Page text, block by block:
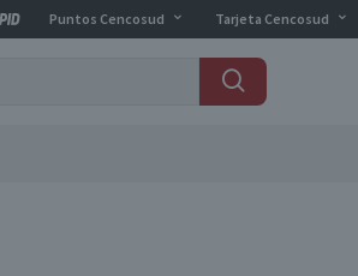
Puntos Cencosud Tarjeta Cencosud